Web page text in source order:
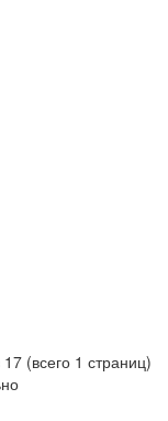
(всего 1 страниц)